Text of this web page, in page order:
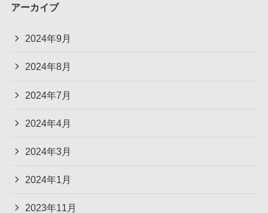
アーカイブ
2024年9月
2024年8月
2024年7月
2024年4月
2024年3月
2024年1月
2023年11月